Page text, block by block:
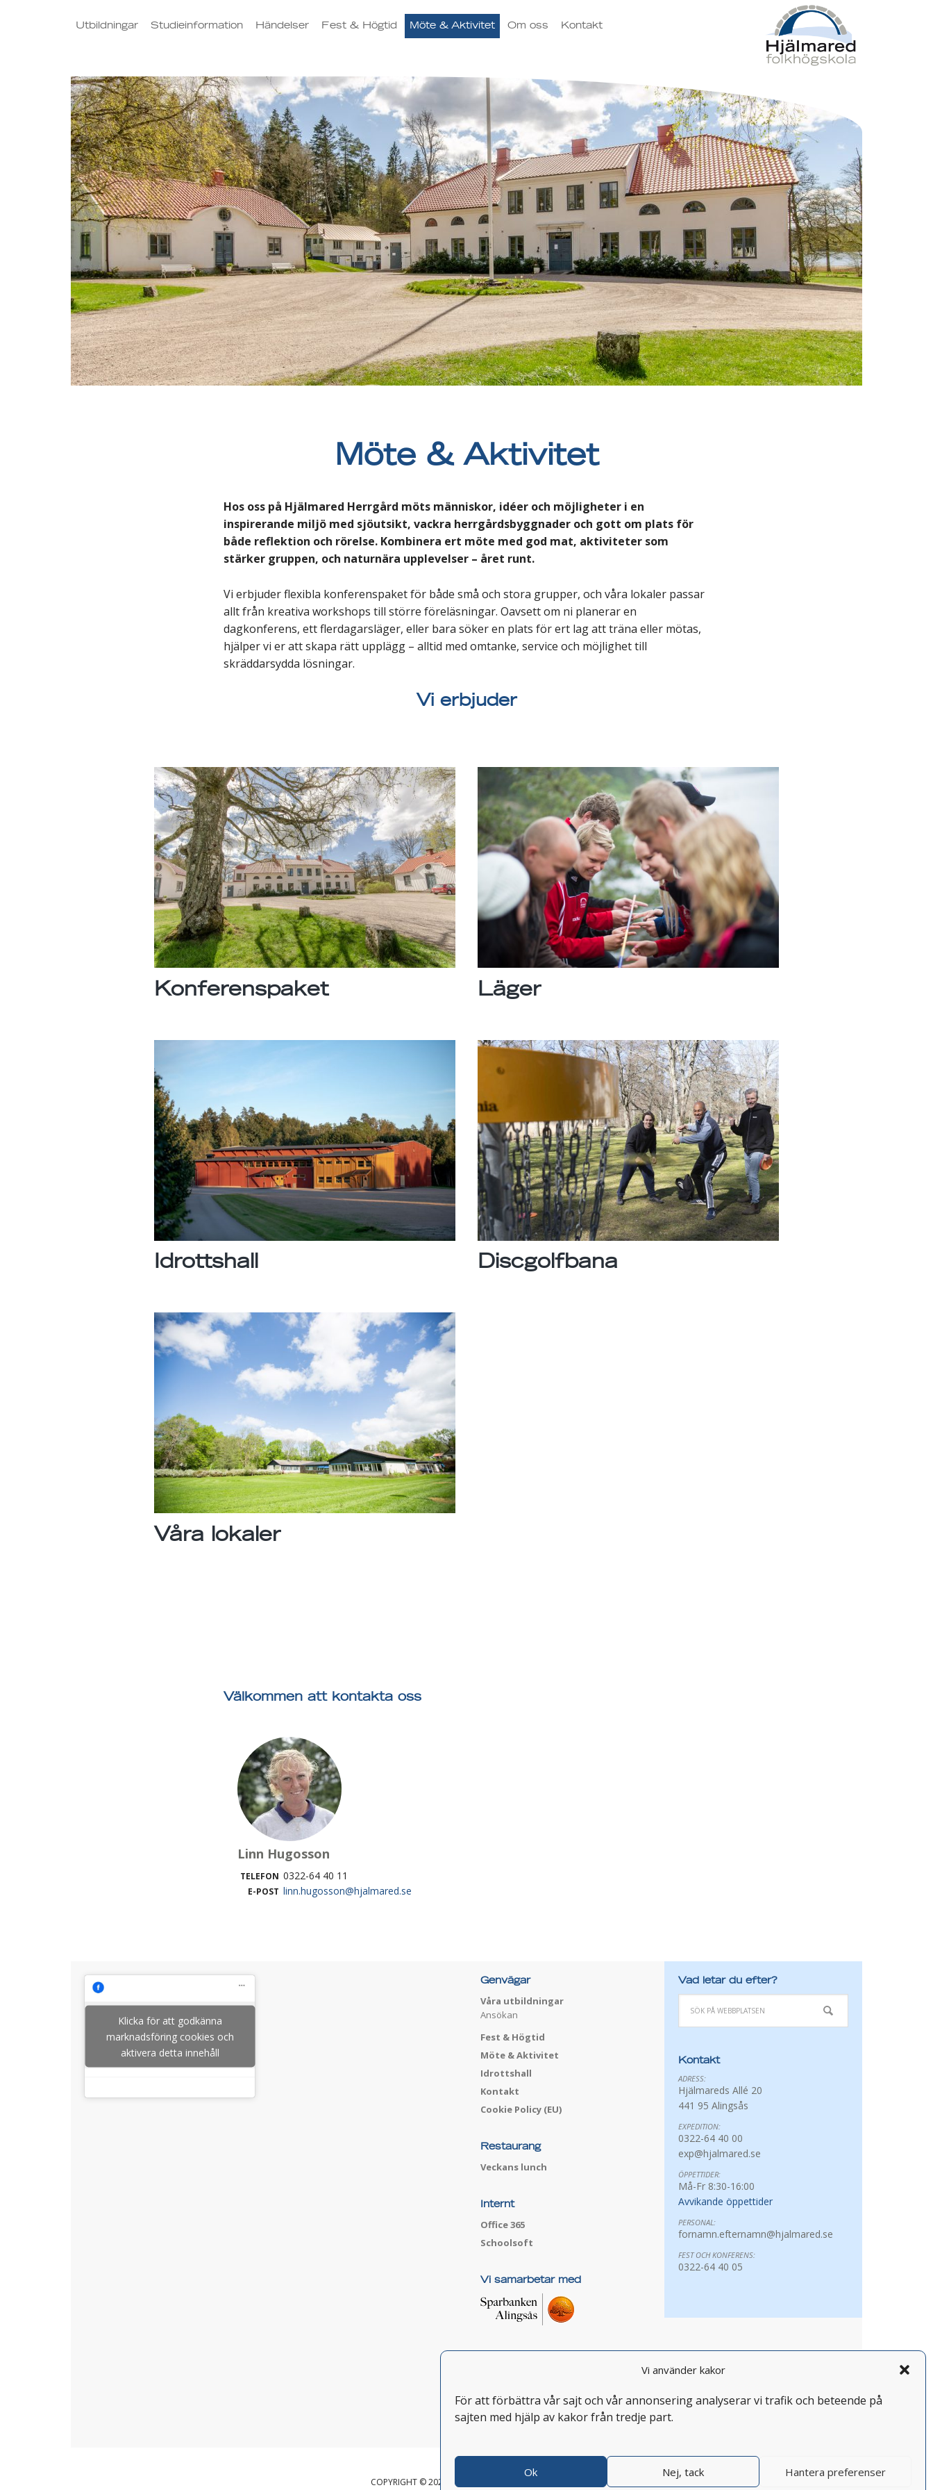
Vi använder kakor
För att förbättra vår sajt och vår annonsering analyserar vi trafik och beteende på
sajten med hjälp av kakor från tredje part.
Ok Nej, tack Hantera preferenser
Utbildningar Studieinformation Händelser Fest & Högtid Möte & Aktivitet Om oss Kontakt
Möte & Aktivitet
Hos oss på Hjälmared Herrgård möts människor, idéer och möjligheter i en
inspirerande miljö med sjöutsikt, vackra herrgårdsbyggnader och gott om plats för
både reflektion och rörelse. Kombinera ert möte med god mat, aktiviteter som
stärker gruppen, och naturnära upplevelser – året runt.
Vi erbjuder flexibla konferenspaket för både små och stora grupper, och våra lokaler passar
allt från kreativa workshops till större föreläsningar. Oavsett om ni planerar en
dagkonferens, ett flerdagarsläger, eller bara söker en plats för ert lag att träna eller mötas,
hjälper vi er att skapa rätt upplägg – alltid med omtanke, service och möjlighet till
skräddarsydda lösningar.
Vi erbjuder
Konferenspaket Läger
Idrottshall Discgolfbana
Våra lokaler
Välkommen att kontakta oss
Linn Hugosson
TELEFON 0322-64 40 11
E-POST linn.hugosson@hjalmared.se
Klicka för att godkänna
marknadsföring cookies och
aktivera detta innehåll
Genvägar
Våra utbildningar
Ansökan
Fest & Högtid
Möte & Aktivitet
Idrottshall
Kontakt
Cookie Policy (EU)
Restaurang
Veckans lunch
Internt
Office 365
Schoolsoft
Vi samarbetar med
Vad letar du efter?
Kontakt
ADRESS:
Hjälmareds Allé 20
441 95 Alingsås
EXPEDITION:
0322-64 40 00
exp@hjalmared.se
ÖPPETTIDER:
Må-Fr 8:30-16:00
Avvikande öppettider
PERSONAL:
fornamn.efternamn@hjalmared.se
FEST OCH KONFERENS:
0322-64 40 05
COPYRIGHT © 2026 HJÄLMARED FOLKHÖGSKOLA